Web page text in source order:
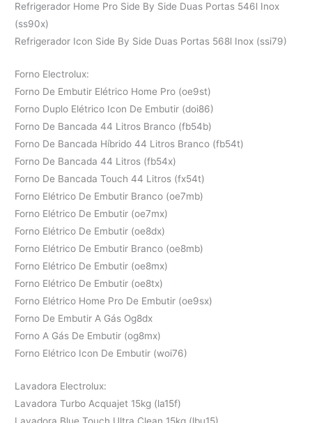
Refrigerador Home Pro Side By Side Duas Portas 546l Inox
(ss90x)
Refrigerador Icon Side By Side Duas Portas 568l Inox (ssi79)
Forno Electrolux:
Forno De Embutir Elétrico Home Pro (oe9st)
Forno Duplo Elétrico Icon De Embutir (doi86)
Forno De Bancada 44 Litros Branco (fb54b)
Forno De Bancada Híbrido 44 Litros Branco (fb54t)
Forno De Bancada 44 Litros (fb54x)
Forno De Bancada Touch 44 Litros (fx54t)
Forno Elétrico De Embutir Branco (oe7mb)
Forno Elétrico De Embutir (oe7mx)
Forno Elétrico De Embutir (oe8dx)
Forno Elétrico De Embutir Branco (oe8mb)
Forno Elétrico De Embutir (oe8mx)
Forno Elétrico De Embutir (oe8tx)
Forno Elétrico Home Pro De Embutir (oe9sx)
Forno De Embutir A Gás Og8dx
Forno A Gás De Embutir (og8mx)
Forno Elétrico Icon De Embutir (woi76)
Lavadora Electrolux:
Lavadora Turbo Acquajet 15kg (la15f)